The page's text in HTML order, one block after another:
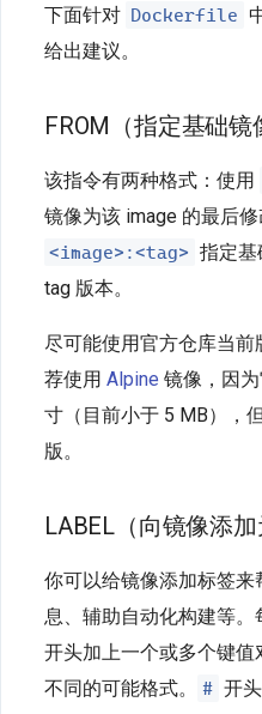
下面针对 Dockerfile
给出建议。
FROM（指定基础镜
该指令有两种格式：使用
镜像为该 image 的最后
<image>:<tag> 指定基
tag 版本。
尽可能使用官方仓库当
荐使用 Alpine 镜像，因
寸（目前小于 5 MB），
版。
LABEL（向镜像添加
你可以给镜像添加标签
息、辅助自动化构建等。
开头加上一个或多个键
不同的可能格式。
# 开